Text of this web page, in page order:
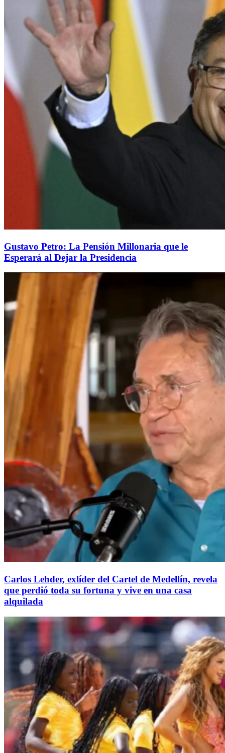
Gustavo Petro: La Pensión Millonaria que le
Esperará al Dejar la Presidencia
Carlos Lehder, exlíder del Cartel de Medellín, revela
que perdió toda su fortuna y vive en una casa
alquilada